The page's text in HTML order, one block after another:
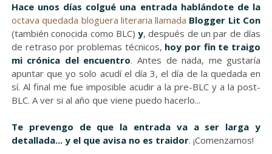
Hace unos días colgué una entrada hablándote de la
octava quedada bloguera literaria llamada Blogger Lit Con
(también conocida como BLC)y, después de un par de días
de retraso por problemas técnicos, hoy por fin te traigo
mi crónica del encuentro. Antes de nada, me gustaría
apuntar que yo solo acudí el día 3, el día de la quedada en
sí. Al final me fue imposible acudir a la pre-BLC y a la post-
BLC. A ver si al año que viene puedo hacerlo...
Te prevengo de que la entrada va a ser larga y
detallada... y el que avisa no es traidor. ¡Comenzamos!